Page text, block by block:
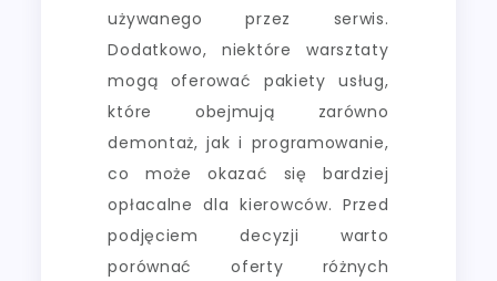
używanego przez serwis.
Dodatkowo, niektóre warsztaty
mogą oferować pakiety usług,
które obejmują zarówno
demontaż, jak i programowanie,
co może okazać się bardziej
opłacalne dla kierowców. Przed
podjęciem decyzji warto
porównać oferty różnych